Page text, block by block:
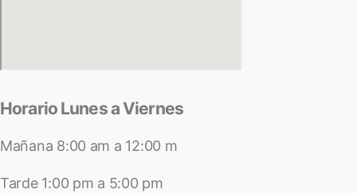
Horario Lunes a Viernes
Mañana 8:00 am a 12:00 m
Tarde 1:00 pm a 5:00 pm